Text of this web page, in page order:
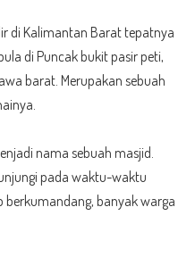
di Kalimantan Barat tepatnya
di Puncak bukit pasir peti,
barat. Merupakan sebuah
nama sebuah masjid.
pada waktu-waktu
berkumandang, banyak warga